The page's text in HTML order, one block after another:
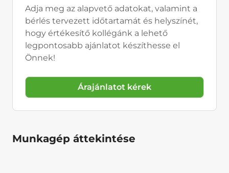
Adja meg az alapvető adatokat, valamint a
bérlés tervezett időtartamát és helyszínét,
hogy értékesítő kollégánk a lehető
legpontosabb ajánlatot készíthesse el
Önnek!
Árajánlatot kérek
Munkagép áttekintése